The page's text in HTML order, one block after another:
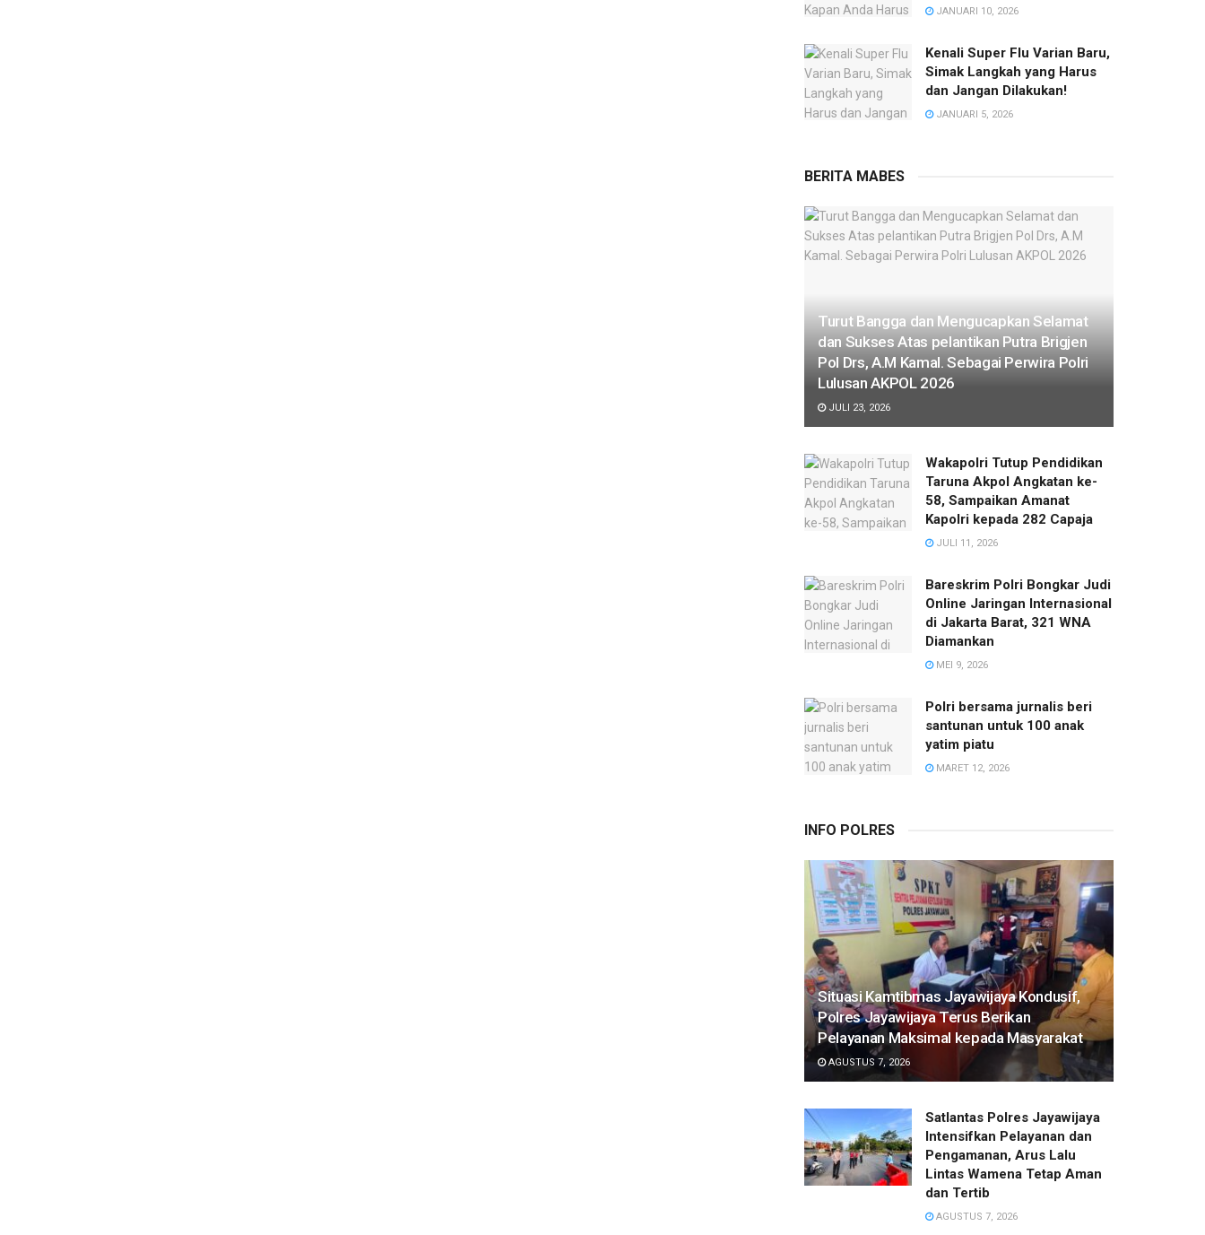
JANUARI 10, 2026
Kenali Super Flu Varian Baru,
Simak Langkah yang Harus
dan Jangan Dilakukan!
JANUARI 5, 2026
BERITA MABES
Turut Bangga dan Mengucapkan Selamat
dan Sukses Atas pelantikan Putra Brigjen
Pol Drs, A.M Kamal. Sebagai Perwira Polri
Lulusan AKPOL 2026
JULI 23, 2026
Wakapolri Tutup Pendidikan
Taruna Akpol Angkatan ke-
58, Sampaikan Amanat
Kapolri kepada 282 Capaja
JULI 11, 2026
Bareskrim Polri Bongkar Judi
Online Jaringan Internasional
di Jakarta Barat, 321 WNA
Diamankan
MEI 9, 2026
Polri bersama jurnalis beri
santunan untuk 100 anak
yatim piatu
MARET 12, 2026
INFO POLRES
Situasi Kamtibmas Jayawijaya Kondusif,
Polres Jayawijaya Terus Berikan
Pelayanan Maksimal kepada Masyarakat
AGUSTUS 7, 2026
Satlantas Polres Jayawijaya
Intensifkan Pelayanan dan
Pengamanan, Arus Lalu
Lintas Wamena Tetap Aman
dan Tertib
AGUSTUS 7, 2026